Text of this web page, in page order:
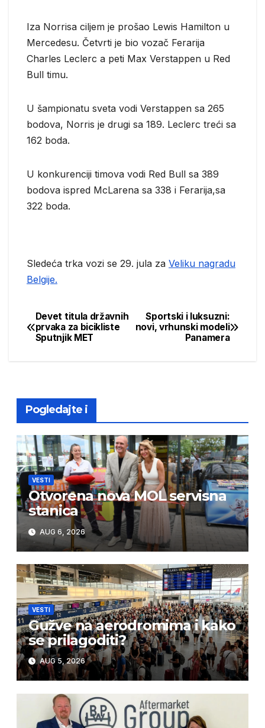
Iza Norrisa ciljem je prošao Lewis Hamilton u
Mercedesu. Četvrti je bio vozač Ferarija
Charles Leclerc a peti Max Verstappen u Red
Bull timu.
U šampionatu sveta vodi Verstappen sa 265
bodova, Norris je drugi sa 189. Leclerc treći sa
162 boda.
U konkurenciji timova vodi Red Bull sa 389
bodova ispred McLarena sa 338 i Ferarija,sa
322 boda.
Sledeća trka vozi se 29. jula za Veliku nagradu
Belgije.
Post
navigation
Sportski i luksuzni:
novi, vrhunski modeli
Panamera
Devet titula državnih
prvaka za bicikliste
Sputnjik MET
Pogledajte i
VESTI
Otvorena nova MOL servisna
stanica
AUG 6, 2026
VESTI
Gužve na aerodromima i kako
se prilagoditi?
AUG 5, 2026